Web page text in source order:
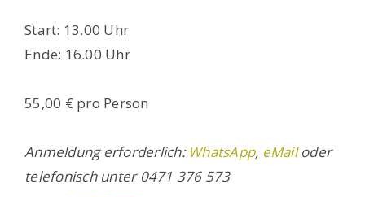
Start: 13.00 Uhr
Ende: 16.00 Uhr
55,00 € pro Person
Anmeldung erforderlich: WhatsApp, eMailoder
telefonisch unter 0471 376 573